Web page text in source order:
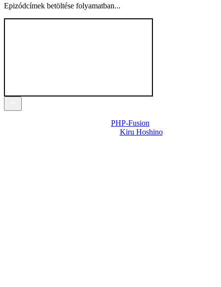
Epizódcímek betöltése folyamatban...
PHP-Fusion
Kiru Hoshino